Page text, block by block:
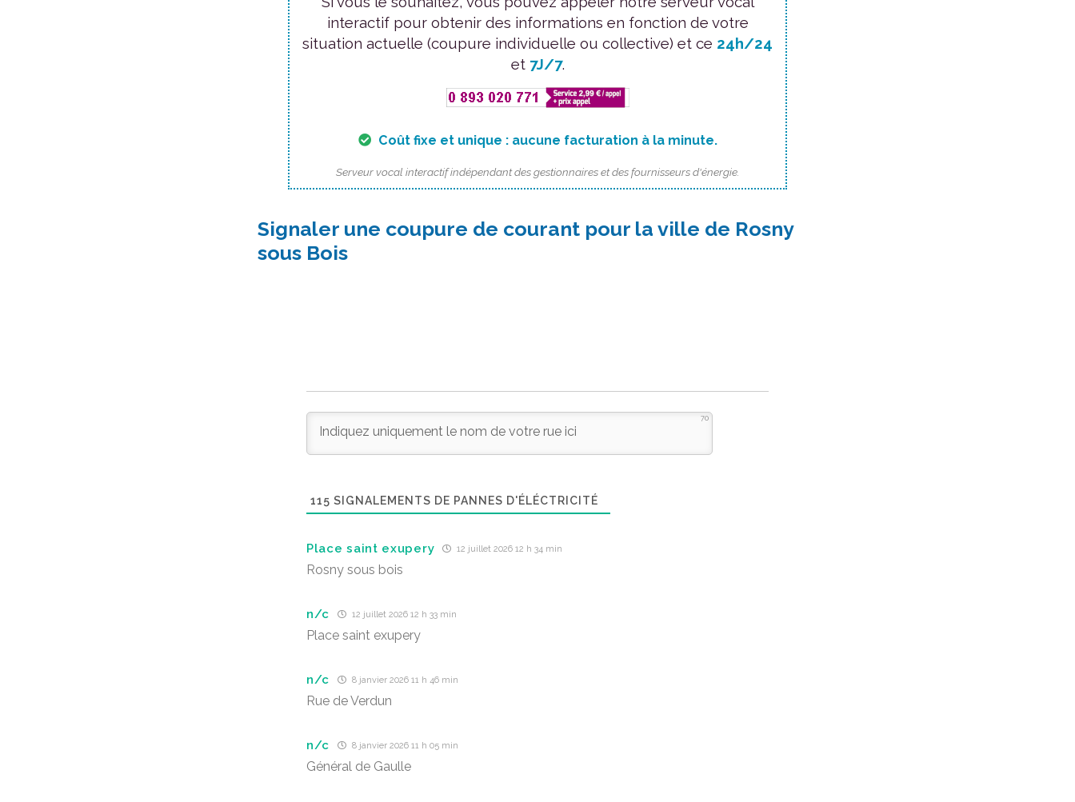
interactif pour obtenir des informations en fonction de votre
situation actuelle (coupure individuelle ou collective) et ce 24h/24
et 7J/7.
Coût fixe et unique : aucune facturation à la minute.
Serveur vocal interactif indépendant des gestionnaires et des fournisseurs d'énergie.
Signaler une coupure de courant pour la ville de Rosny
sous Bois
70
115 SIGNALEMENTS DE PANNES D'ÉLÉCTRICITÉ
Place saint exupery 12 juillet 2026 12 h 34 min
Rosny sous bois
n/c 12 juillet 2026 12 h 33 min
Place saint exupery
n/c 8 janvier 2026 11 h 46 min
Rue de Verdun
n/c 8 janvier 2026 11 h 05 min
Général de Gaulle